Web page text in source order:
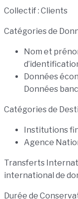
Collectif : Clients
Catégories de
Nom et
Données
Données
Catégories de
Institutions
Agence
Transferts
international de
Durée de